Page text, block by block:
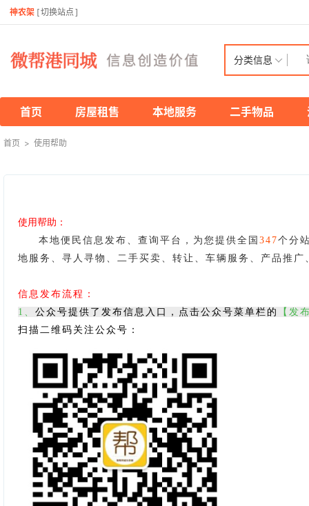
神农架 [切换站点 ]
分类信息
首页 房屋租售 本地服务 二手物品
首页 > 使用帮助
使用帮助：
本地便民信息发布、查询平台，为您提供全国 347个分
地服务、寻人寻物、二手买卖、转让、车辆服务、产品推
信息发布流程：
1、 公众号提供了发布信息入口，点击公众号菜单栏的
【发
扫描二维码关注公众号：